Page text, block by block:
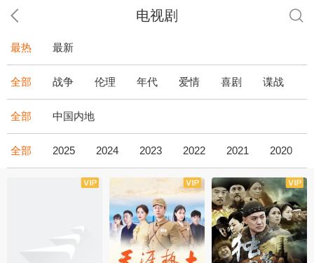
电视剧
最热 最新
全部 战争 伦理 年代 爱情 喜剧 谍战
全部 中国内地
全部 2025 2024 2023 2022 2021 2020
全36集 全34集